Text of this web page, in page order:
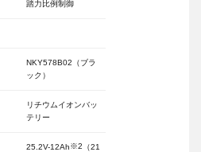
踏力比例制御
NKY578B02（ブラ
ック）
リチウムイオンバッ
テリー
25.2V-12Ah※2 （21